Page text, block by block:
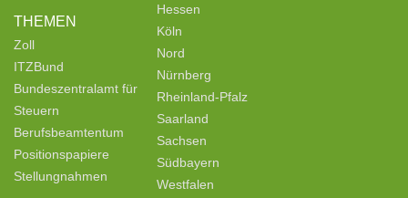
THEMEN
Zoll
ITZBund
Bundeszentralamt für
Steuern
Berufsbeamtentum
Positionspapiere
Stellungnahmen
Hessen
Köln
Nord
Nürnberg
Rheinland-Pfalz
Saarland
Sachsen
Südbayern
Westfalen